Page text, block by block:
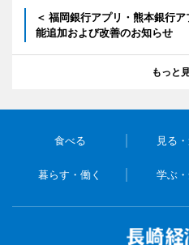
＜ 福岡銀行アプリ・熊本銀行
能追加および改善のお知らせ
もっと
食べる 見る
暮らす・働く 学ぶ